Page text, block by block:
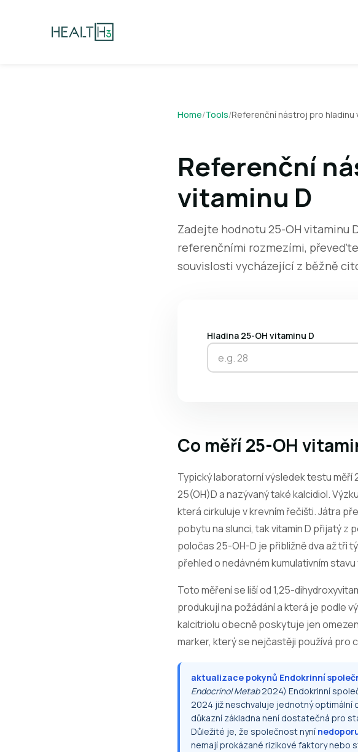
Home/Tools/Referenční nástroj pro hladinu
Referenční
vitaminu D
Zadejte hodnotu 25-OH vitaminu
referenčními rozmezími,
souvislosti vycházející z běžně
Hladina 25-OH vitaminu D
Co měří 25-OH
Typický laboratorní výsledek testu
25(OH)D a nazývaný také kalcidiol.
která cirkuluje v krevním řečišti. Játra
pobytu na slunci, tak vitamin D přijatý z
poločas 25-OH-D je přibližně dva až tři
přehled o nedávném kumulativním
Toto měření se liší od 1,25-
produkují na požádání a která je podle
kalcitriolu obecně poskytuje jen
marker, který se nejčastěji používá pro
aktualizace pokynů Endokrinní
Endocrinol Metab2024) Endokrinní
2024 již neschvaluje jednotný optimální
důkazní základna není dostatečná pro
Důležité je, že společnost nyní
nemají prokázané rizikové faktory nebo